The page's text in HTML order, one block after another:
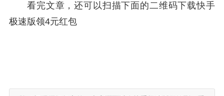
看完文章，还可以扫描下面的二维码下载快手
极速版领4元红包